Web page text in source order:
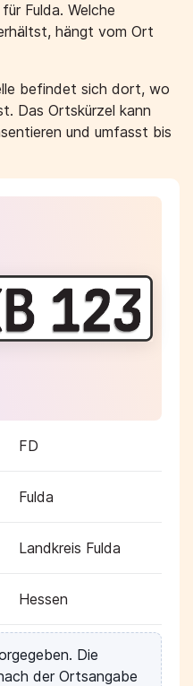
Fulda. Welche
hängt vom Ort
befindet sich dort, wo
Das Ortskürzel kann
und umfasst bis
FD
Fulda
Landkreis Fulda
Hessen
Die
der Ortsangabe